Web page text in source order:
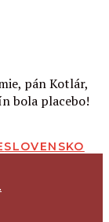
pán Kotlár,
bola placebo!
SLOVENSKO